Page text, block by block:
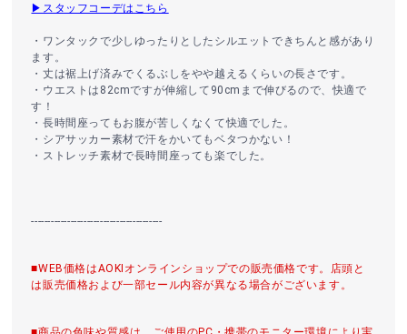
▶スタッフコーデはこちら
・ワンタックで少しゆったりとしたシルエットできちんと感があり
ます。
・丈は裾上げ済みでくるぶしをやや越えるくらいの長さです。
・ウエストは82cmですが伸縮して90cmまで伸びるので、快適で
す！
・長時間座ってもお腹が苦しくなくて快適でした。
・シアサッカー素材で汗をかいてもベタつかない！
・ストレッチ素材で長時間座っても楽でした。
----------------------------------------
■WEB価格はAOKIオンラインショップでの販売価格です。店頭と
は販売価格および一部セール内容が異なる場合がございます。